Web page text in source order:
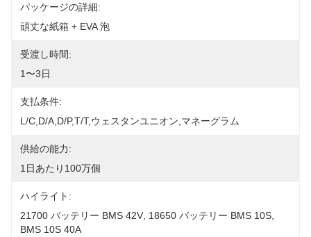
パッケージの詳細:
頑丈な紙箱 + EVA 泡
受渡し時間:
1〜3日
支払条件:
L/C,D/A,D/P,T/T,ウェスタンユニオン,マネーグラム
供給の能力:
1日あたり100万個
ハイライト:
21700 バッテリー BMS 42V 18650 バッテリー BMS 10S
BMS 10S 40A